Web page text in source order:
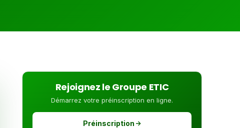
Rejoignez le Groupe ETIC
Démarrez votre préinscription en ligne.
Préinscription